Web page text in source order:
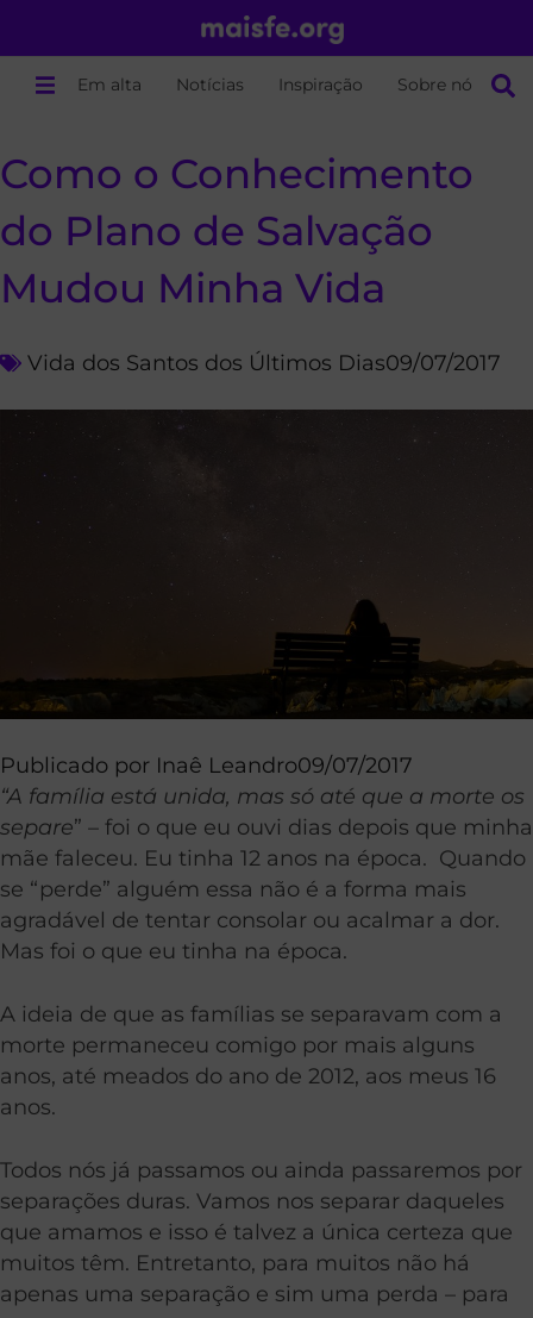
Em alta Notícias Inspiração Sobre nós
Como o Conhecimento
do Plano de Salvação
Mudou Minha Vida
Vida dos Santos dos Últimos Dias09/07/2017
Publicado por Inaê Leandro09/07/2017
“A família está unida, mas só até que a morte os
separe” – foi o que eu ouvi dias depois que minha
mãe faleceu. Eu tinha 12 anos na época. Quando
se “perde” alguém essa não é a forma mais
agradável de tentar consolar ou acalmar a dor.
Mas foi o que eu tinha na época.
A ideia de que as famílias se separavam com a
morte permaneceu comigo por mais alguns
anos, até meados do ano de 2012, aos meus 16
anos.
Todos nós já passamos ou ainda passaremos por
separações duras. Vamos nos separar daqueles
que amamos e isso é talvez a única certeza que
muitos têm. Entretanto, para muitos não há
apenas uma separação e sim uma perda – para